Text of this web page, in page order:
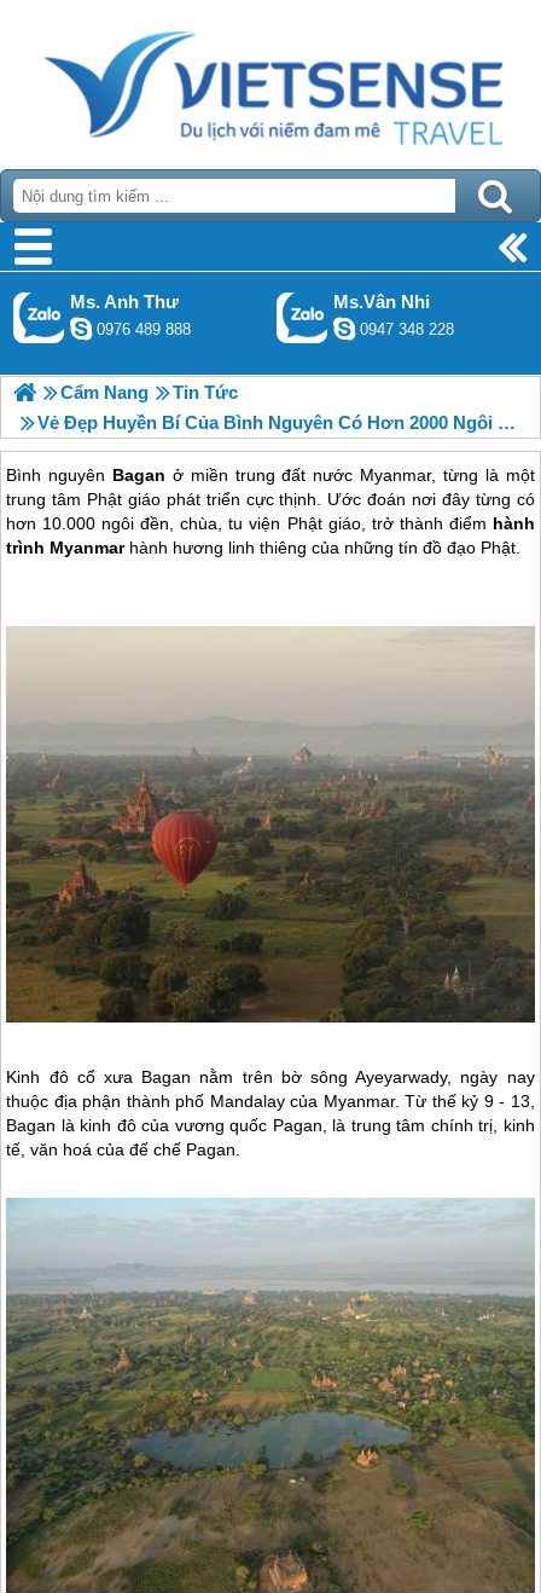
Ms. Anh Thư
0976 489 888
Ms.Vân Nhi
0947 348 228
Cẩm Nang
Tin Tức
Vẻ Đẹp Huyền Bí Của Bình Nguyên Có Hơn 2000 Ngôi Đền
Bình nguyên Bagan ở miền trung đất nước Myanmar, từng là một
trung tâm Phật giáo phát triển cực thịnh. Ước đoán nơi đây từng có
hơn 10.000 ngôi đền, chùa, tu viện Phật giáo, trở thành điểm hành
trình Myanmarhành hương linh thiêng của những tín đồ đạo Phật.
Kinh đô cổ xưa Bagan nằm trên bờ sông Ayeyarwady, ngày nay
thuộc địa phận thành phố Mandalay của Myanmar. Từ thế kỷ 9 - 13,
Bagan là kinh đô của vương quốc Pagan, là trung tâm chính trị, kinh
tế, văn hoá của đế chế Pagan.